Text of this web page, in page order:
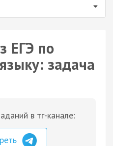
ЕГЭ по
задача
в тг-канале: